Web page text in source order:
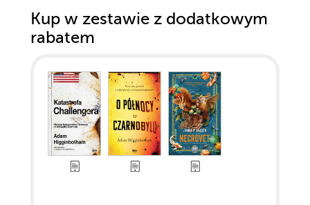
Kup w zestawie z dodatkowym
rabatem